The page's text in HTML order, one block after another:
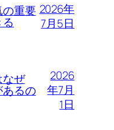
の重要 2026年
7月5日
なぜ
あるの
2026
年7月
1日